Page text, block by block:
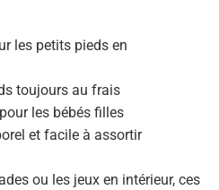
les petits pieds en
toujours au frais
les bébés filles
et facile à assortir
ou les jeux en intérieur, ces